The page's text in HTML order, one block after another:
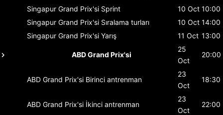
Singapur Grand Prix'si Sprint 10 Oct 10:00
Singapur Grand Prix'si Sıralama turları 10 Oct 14:00
Singapur Grand Prix'si Yarış 11 Oct 13:00
ABD Grand Prix'si
25
Oct
20:00
ABD Grand Prix'si Birinci antrenman
23
Oct
18:30
ABD Grand Prix'si İkinci antrenman
23
Oct
22:00